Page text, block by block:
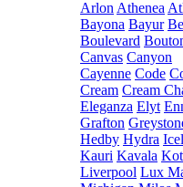
Arlon Athenea
Bayona Bayur
Boulevard
Canvas Canyon
Cayenne Code
Cream Cream
Eleganza Elyt
Grafton
Hedby Hydra
Kauri Kavala
Liverpool Lux